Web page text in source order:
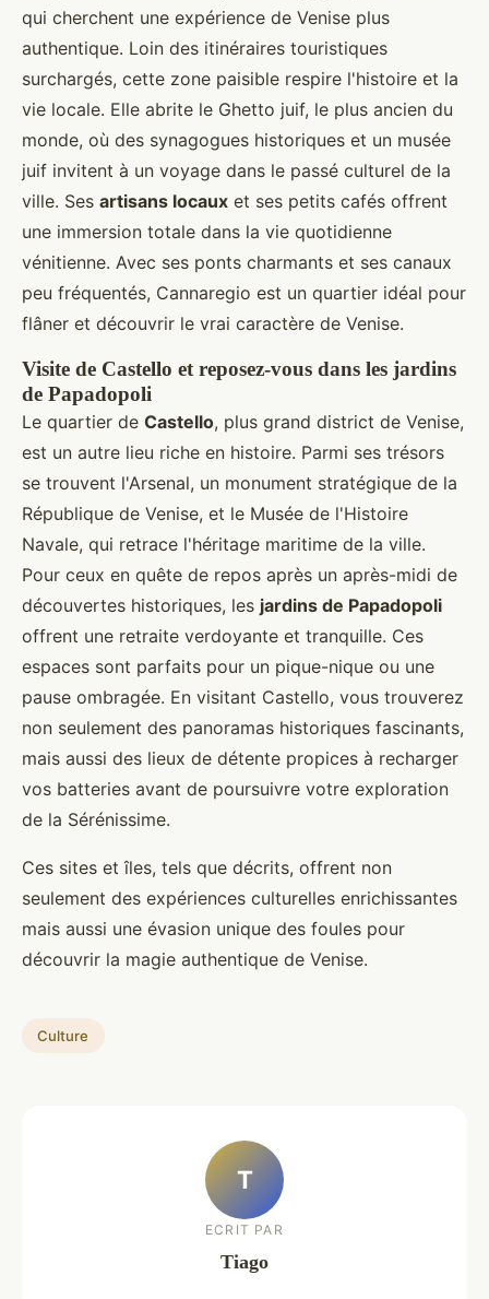
qui cherchent une expérience de Venise plus
authentique. Loin des itinéraires touristiques
surchargés, cette zone paisible respire l'histoire et la
vie locale. Elle abrite le Ghetto juif, le plus ancien du
monde, où des synagogues historiques et un musée
juif invitent à un voyage dans le passé culturel de la
ville. Ses artisans locaux et ses petits cafés offrent
une immersion totale dans la vie quotidienne
vénitienne. Avec ses ponts charmants et ses canaux
peu fréquentés, Cannaregio est un quartier idéal pour
flâner et découvrir le vrai caractère de Venise.
Visite de Castello et reposez-vous dans les jardins
de Papadopoli
Le quartier de Castello, plus grand district de Venise,
est un autre lieu riche en histoire. Parmi ses trésors
se trouvent l'Arsenal, un monument stratégique de la
République de Venise, et le Musée de l'Histoire
Navale, qui retrace l'héritage maritime de la ville.
Pour ceux en quête de repos après un après-midi de
découvertes historiques, les jardins de Papadopoli
offrent une retraite verdoyante et tranquille. Ces
espaces sont parfaits pour un pique-nique ou une
pause ombragée. En visitant Castello, vous trouverez
non seulement des panoramas historiques fascinants,
mais aussi des lieux de détente propices à recharger
vos batteries avant de poursuivre votre exploration
de la Sérénissime.
Ces sites et îles, tels que décrits, offrent non
seulement des expériences culturelles enrichissantes
mais aussi une évasion unique des foules pour
découvrir la magie authentique de Venise.
Culture
T
ECRIT PAR
Tiago